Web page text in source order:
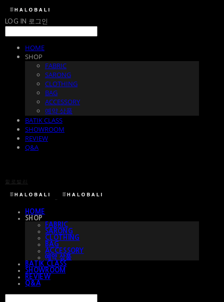
LOG IN 로그인
HOME
SHOP
FABRIC
SARONG
CLOTHING
BAG
ACCESSORY
예약 상품
BATIK CLASS
SHOWROOM
REVIEW
Q&A
할로발리
HOME
SHOP
FABRIC
SARONG
CLOTHING
BAG
ACCESSORY
예약 상품
BATIK CLASS
SHOWROOM
REVIEW
Q&A